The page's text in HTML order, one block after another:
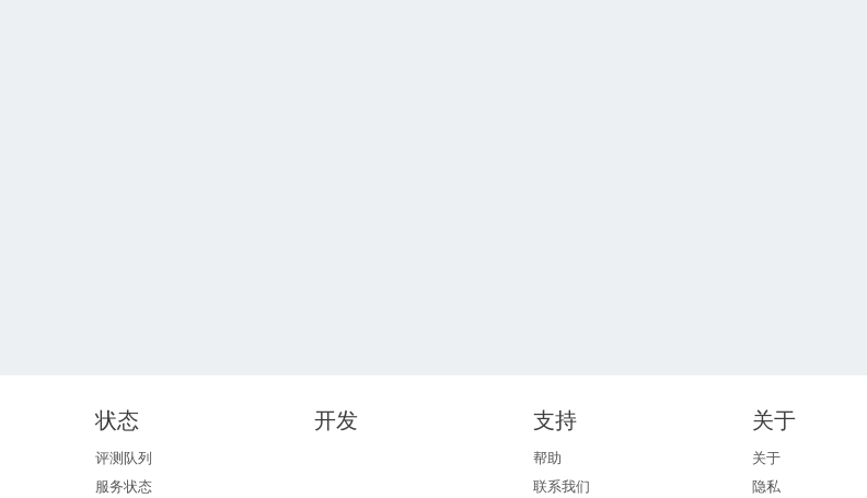
状态
评测队列
服务状态
开发 支持
帮助
联系我们
关于
关于
隐私